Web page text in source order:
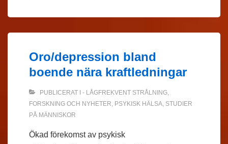
Oro/depression bland
boende nära kraftledningar
PUBLICERAT I - LÅGFREKVENT STRÅLNING,
FORSKNING OCH NYHETER, PSYKISK HÄLSA, STUDIER
PÅ MÄNNISKOR
Ökad förekomst av psykisk